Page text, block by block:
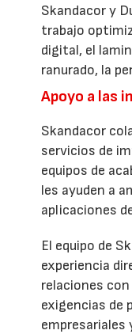
Skandacor y
trabajo
digital, el
ranurado, la
Apoyo a las
Skandacor
servicios de
equipos de
les ayuden a
aplicaciones
El equipo de
experiencia
relaciones
exigencias de